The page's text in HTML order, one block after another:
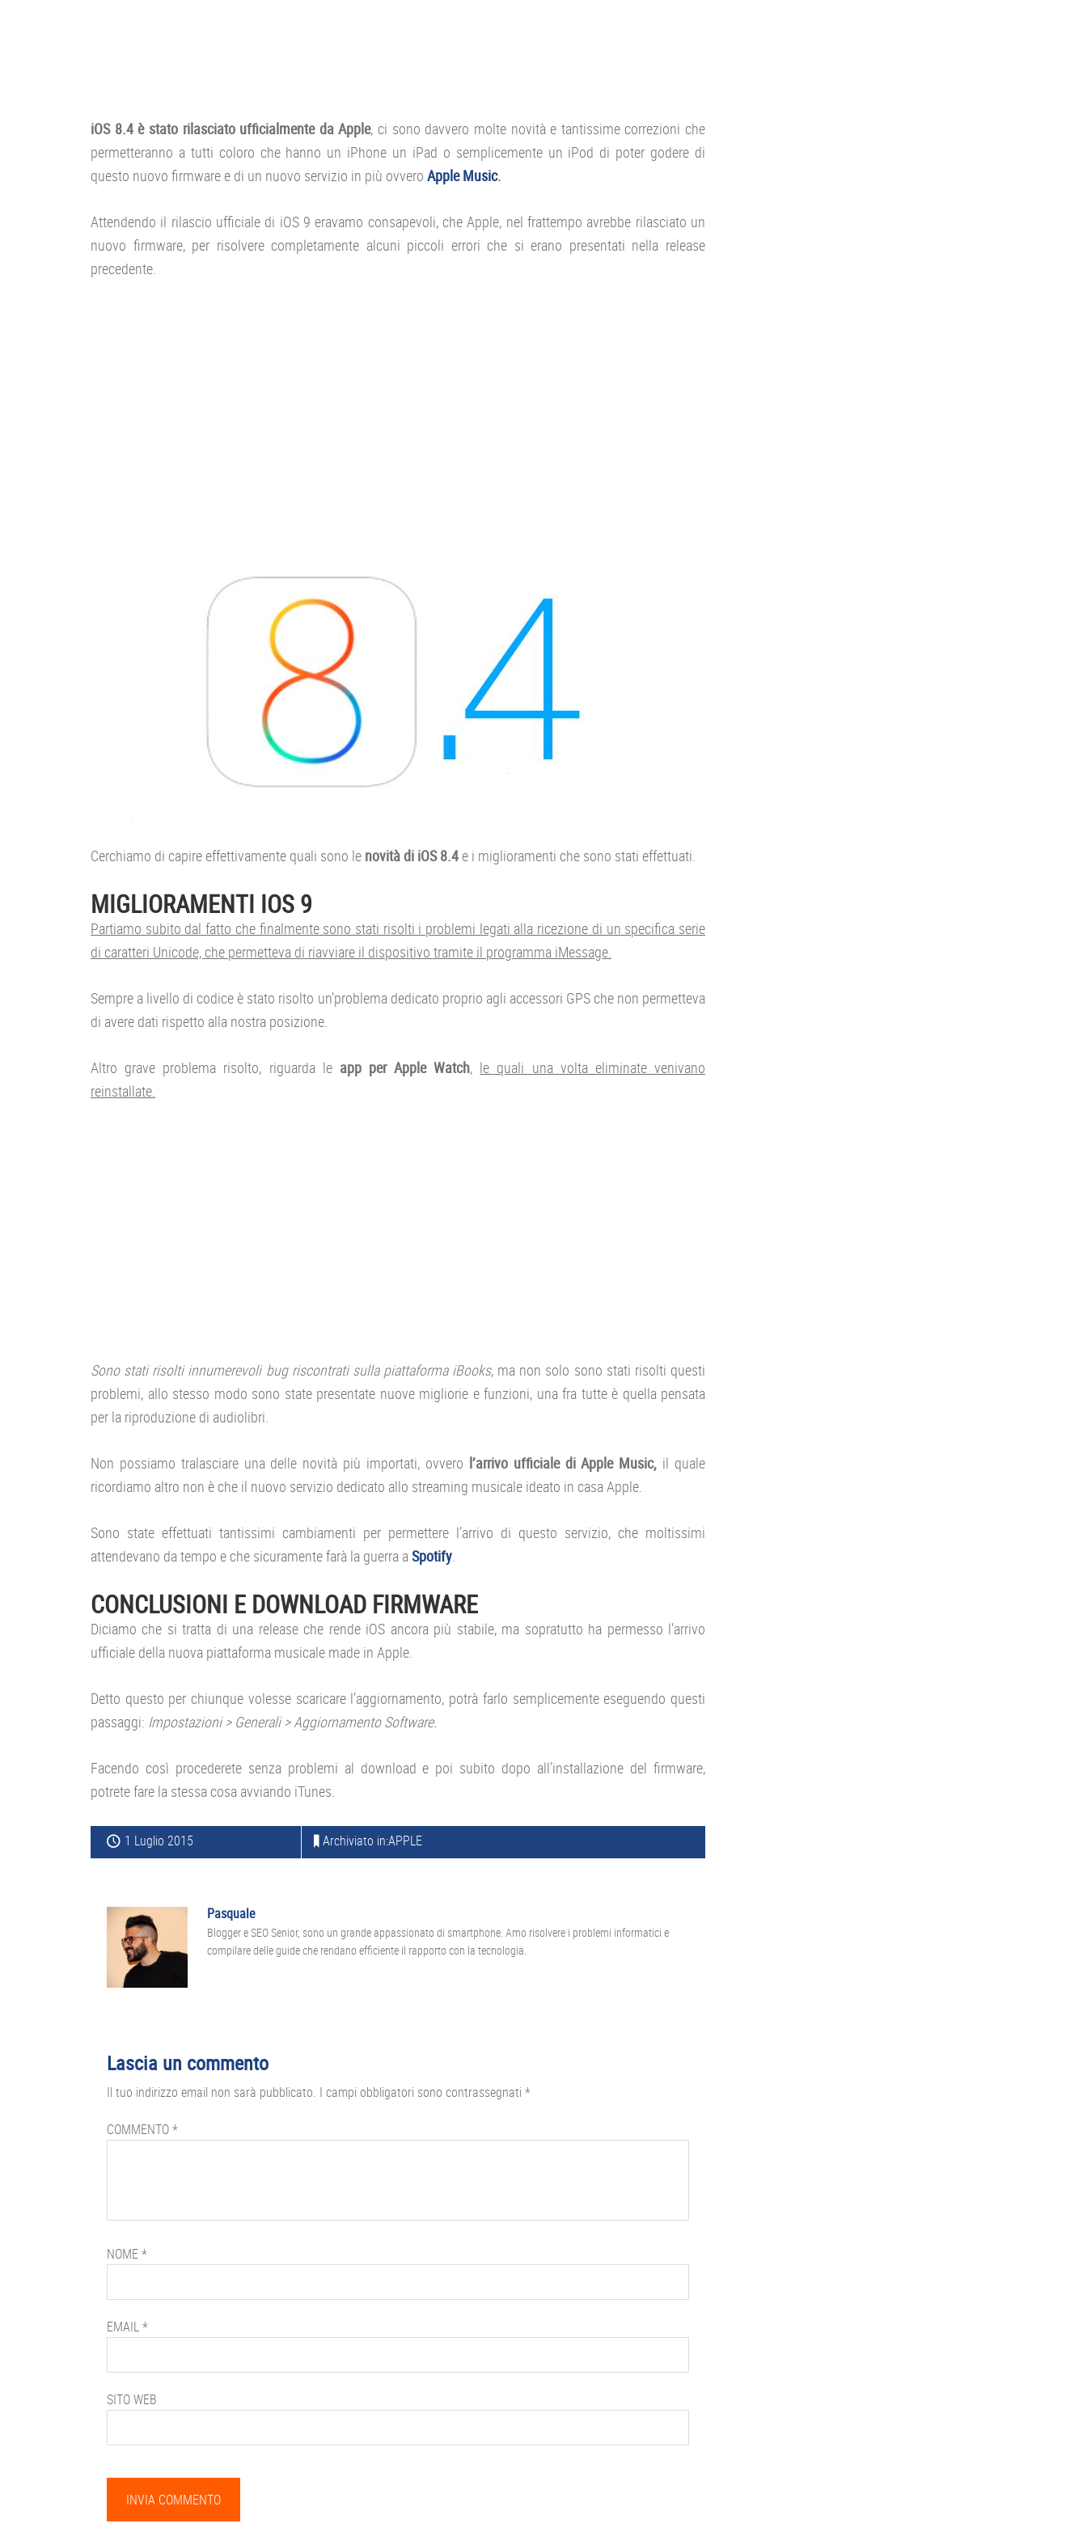
iOS 8.4 è stato rilasciato ufficialmente da Apple, ci sono davvero molte novità e tantissime correzioni che
permetteranno a tutti coloro che hanno un iPhone un iPad o semplicemente un iPod di poter godere di
questo nuovo firmware e di un nuovo servizio in più ovvero Apple Music.
Attendendo il rilascio ufficiale di iOS 9 eravamo consapevoli, che Apple, nel frattempo avrebbe rilasciato un
nuovo firmware, per risolvere completamente alcuni piccoli errori che si erano presentati nella release
precedente.
Cerchiamo di capire effettivamente quali sono le novità di iOS 8.4 e i miglioramenti che sono stati effettuati.
MIGLIORAMENTI IOS 9
Partiamo subito dal fatto che finalmente sono stati risolti i problemi legati alla ricezione di un specifica serie
di caratteri Unicode, che permetteva di riavviare il dispositivo tramite il programma iMessage.
Sempre a livello di codice è stato risolto un’problema dedicato proprio agli accessori GPS che non permetteva
di avere dati rispetto alla nostra posizione.
Altro grave problema risolto, riguarda le app per Apple Watch, le quali una volta eliminate venivano
reinstallate.
Sono stati risolti innumerevoli bug riscontrati sulla piattaforma iBooks, ma non solo sono stati risolti questi
problemi, allo stesso modo sono state presentate nuove migliorie e funzioni, una fra tutte è quella pensata
per la riproduzione di audiolibri.
Non possiamo tralasciare una delle novità più importati, ovvero l’arrivo ufficiale di Apple Music, il quale
ricordiamo altro non è che il nuovo servizio dedicato allo streaming musicale ideato in casa Apple.
Sono state effettuati tantissimi cambiamenti per permettere l’arrivo di questo servizio, che moltissimi
attendevano da tempo e che sicuramente farà la guerra aSpotify.
CONCLUSIONI E DOWNLOAD FIRMWARE
Diciamo che si tratta di una release che rende iOS ancora più stabile, ma sopratutto ha permesso l’arrivo
ufficiale della nuova piattaforma musicale made in Apple.
Detto questo per chiunque volesse scaricare l’aggiornamento, potrà farlo semplicemente eseguendo questi
passaggi: Impostazioni > Generali > Aggiornamento Software.
Facendo così procederete senza problemi al download e poi subito dopo all’installazione del firmware,
potrete fare la stessa cosa avviando iTunes.
1 Luglio 2015 Archiviato in:APPLE
Pasquale
Blogger e SEO Senior, sono un grande appassionato di smartphone. Amo risolvere i problemi informatici e
compilare delle guide che rendano efficiente il rapporto con la tecnologia.
Interazioni
del
lettore
Lascia un commento
Il tuo indirizzo email non sarà pubblicato. I campi obbligatori sono contrassegnati *
COMMENTO*
NOME*
EMAIL*
SITO WEB